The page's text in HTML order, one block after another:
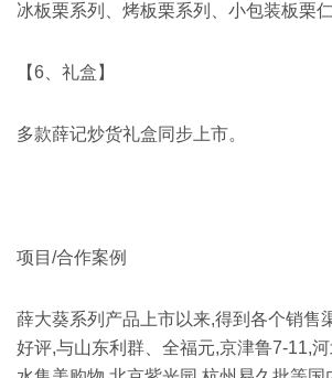
冰板栗系列、烤板栗系列、小包装板栗仁
【6、礼盒】
多款薛记炒货礼盒同步上市。
项目/合作案例
薛大葵系列产品上市以来,得到各个销售
好评,与山东利群、全福元,京津鲁7-11,